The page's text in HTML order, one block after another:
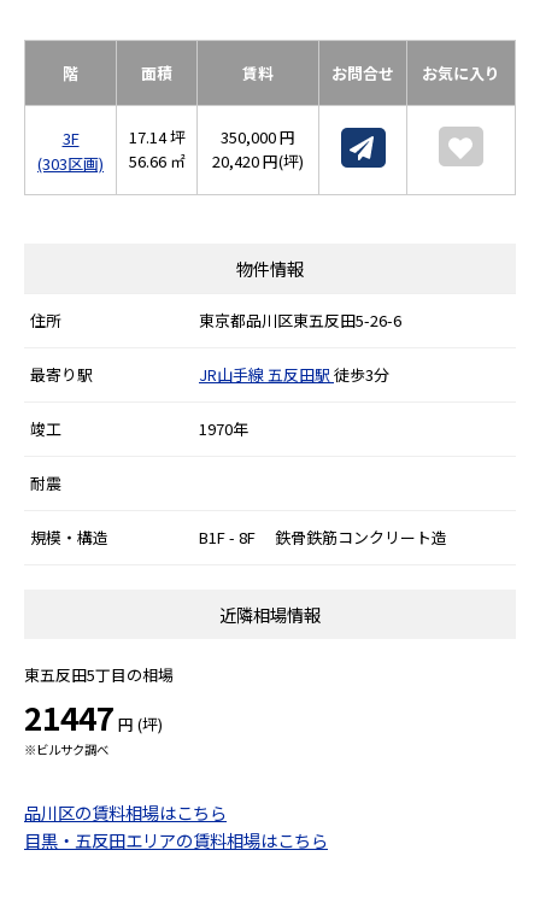
階 面積 賃料 お問合せ お気に入り
3F
(303区画)
17.14 坪
56.66 ㎡
350,000 円
20,420 円(坪)
物件情報
住所 東京都品川区東五反田5-26-6
最寄り駅 JR山手線五反田駅 徒歩3分
竣工 1970年
耐震
規模・構造 B1F - 8F 鉄骨鉄筋コンクリート造
近隣相場情報
東五反田5丁目の相場
21447 円 (坪)
※ビルサク調べ
品川区の賃料相場はこちら
目黒・五反田エリアの賃料相場はこちら